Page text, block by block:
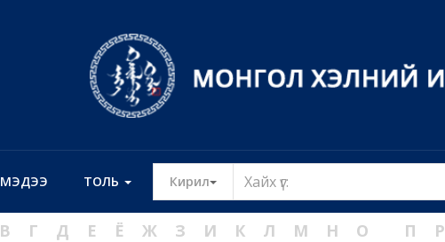
МЭДЭЭ ТОЛЬ Кирил Toggle Dropdown
В Г Д Е Ё Ж З И К Л М Н О П Р